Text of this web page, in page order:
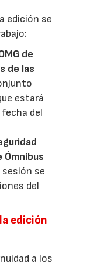
edición se
de
de las
estará
del
Ómnibus
se
del
edición
a los